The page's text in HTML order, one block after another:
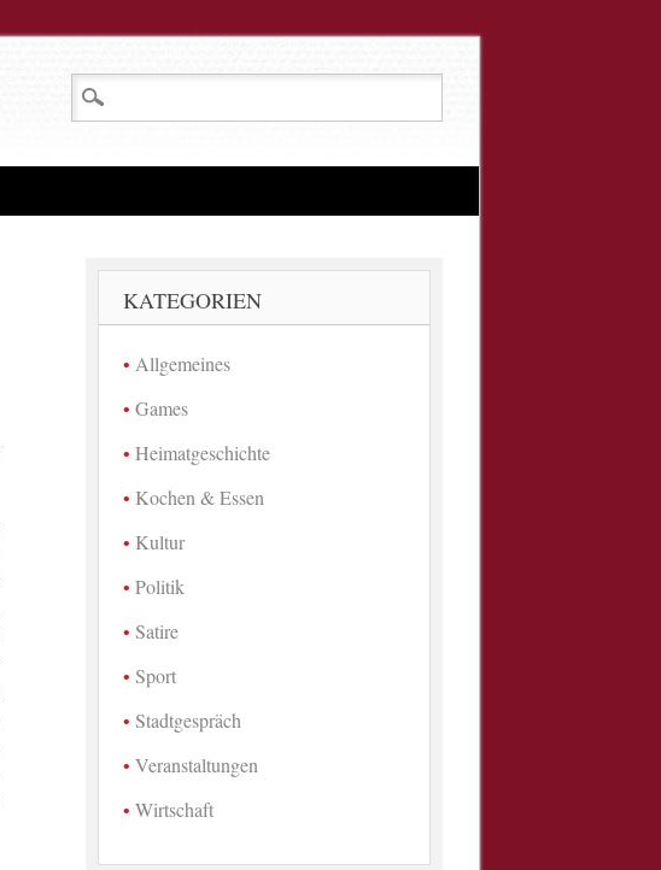
KATEGORIEN
Allgemeines
Games
Heimatgeschichte
Kochen & Essen
Kultur
Politik
Satire
Sport
Stadtgespräch
Veranstaltungen
Wirtschaft